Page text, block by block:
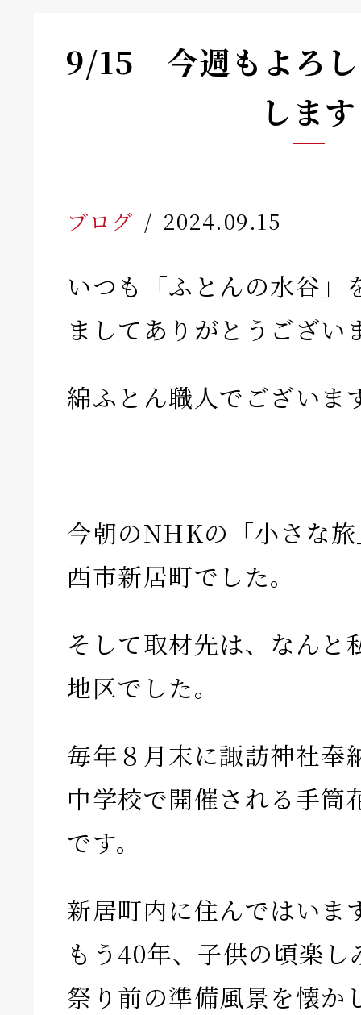
9/15 今週もよろし
します
ブログ 2024.09.15
いつも「ふとんの水谷」
ましてありがとうござい
綿ふとん職人でございま
今朝のNHKの「小さな
西市新居町でした。
そして取材先は、なんと
地区でした。
毎年８月末に諏訪神社奉
中学校で開催される手筒
です。
新居町内に住んではいま
もう40年、子供の頃楽
祭り前の準備風景を懐か